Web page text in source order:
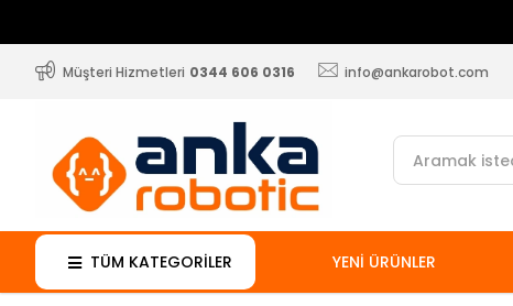
Müşteri Hizmetleri 0344 606 0316 info@ankarobot.com
TÜM KATEGORİLER YENİ ÜRÜNLER